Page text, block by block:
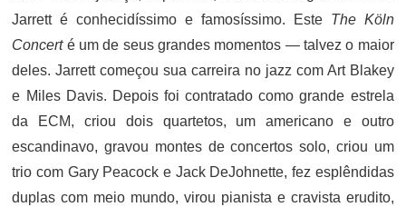
Jarrett é conhecidíssimo e famosíssimo. Este The Köln
Concerté um de seus grandes momentos — talvez o maior
deles. Jarrett começou sua carreira no jazz com Art Blakey
e Miles Davis. Depois foi contratado como grande estrela
da ECM, criou dois quartetos, um americano e outro
escandinavo, gravou montes de concertos solo, criou um
trio com Gary Peacock e Jack DeJohnette, fez esplêndidas
duplas com meio mundo, virou pianista e cravista erudito,